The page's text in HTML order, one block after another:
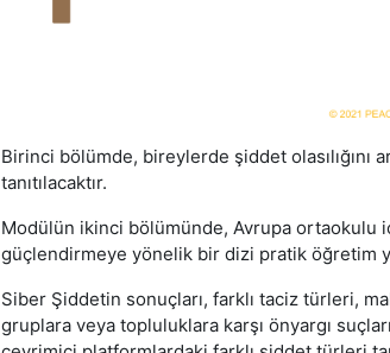
Birinci bölümde, bireylerde şiddet olasılığını
tanıtılacaktır.
Modülün ikinci bölümünde, Avrupa ortaokulu
güçlendirmeye yönelik bir dizi pratik öğretim
Siber Şiddetin sonuçları, farklı taciz türleri,
gruplara veya topluluklara karşı önyargı